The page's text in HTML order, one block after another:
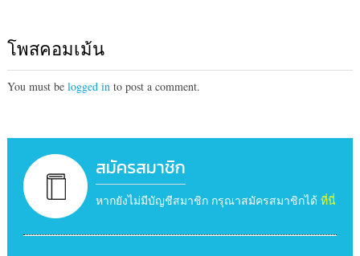
โพสคอมเม้น
You must be logged in to post a comment.
สมัครสมาชิก
หากยังไม่มีบัญชีสมาชิก กรุณาสมัครสมาชิกได้ ที่นี่